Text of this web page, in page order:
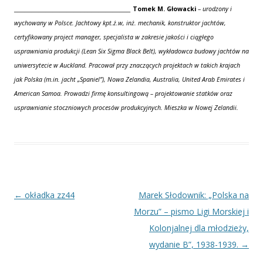
Tomek M. Głowacki – urodzony i
wychowany w Polsce. Jachtowy kpt.ż.w, inż. mechanik, konstruktor jachtów,
certyfikowany project manager, specjalista w zakresie jakości i ciągłego
usprawniania produkcji (Lean Six Sigma Black Belt), wykładowca budowy jachtów na
uniwersytecie w Auckland. Pracował przy znaczących projektach w takich krajach
jak Polska (m.in. jacht „Spaniel”), Nowa Zelandia, Australia, United Arab Emirates i
American Samoa. Prowadzi firmę konsultingową – projektowanie statków oraz
usprawnianie stoczniowych procesów produkcyjnych. Mieszka w Nowej Zelandii.
Nawigacja
← okładka zz44
Marek Słodownik: „Polska na
Morzu” – pismo Ligi Morskiej i
Kolonjalnej dla młodzieży,
wydanie B”, 1938-1939. →